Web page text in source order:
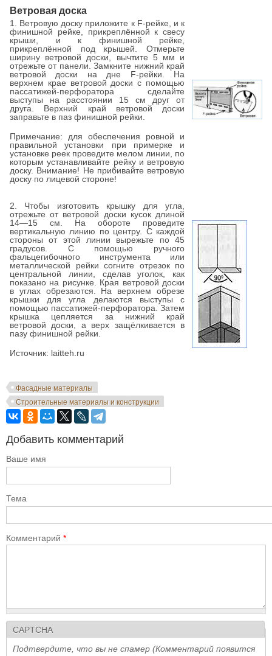
Ветровая доска
1. Ветровую доску приложите к F-рейке, и к
финишной рейке, прикреплённой к свесу
крыши, и к финишной рейке,
прикреплённой под крышей. Отмерьте
ширину ветровой доски, вычтите 5 мм и
отрежьте от панели. Замкните нижний край
ветровой доски на дне F-рейки. На
верхнем крае ветровой доски с помощью
пассатижей-перфоратора сделайте
выступы на расстоянии 15 см друг от
друга. Верхний край ветровой доски
заправьте в паз финишной рейки.
Примечание: для обеспечения ровной и
правильной установки при примерке и
установке реек проведите мелом линии, по
которым устанавливайте рейку и ветровую
доску. Внимание! Не прибивайте ветровую
доску по лицевой стороне!
2. Чтобы изготовить крышку для угла,
отрежьте от ветровой доски кусок длиной
14—15 см. На обороте проведите
вертикальную линию по центру. С каждой
стороны от этой линии вырежьте по 45
градусов. С помощью ручного
фальцегибочного инструмента или
металлической рейки согните отрезок по
центральной линии, сделав уголок, как
показано на рисунке. Края ветровой доски
в углах обрезаются. На верхнем обрезе
крышки для угла делаются выступы с
помощью пассатижей-перфоратора. Затем
крышка цепляется за нижний край
ветровой доски, а верх защёлкивается в
пазу финишной рейки.
Источник: laitteh.ru
Фасадные материалы
Строительные материалы и конструкции
Добавить комментарий
Ваше имя
Тема
Комментарий *
CAPTCHA
Подтвердите, что вы не спамер (Комментарий появится